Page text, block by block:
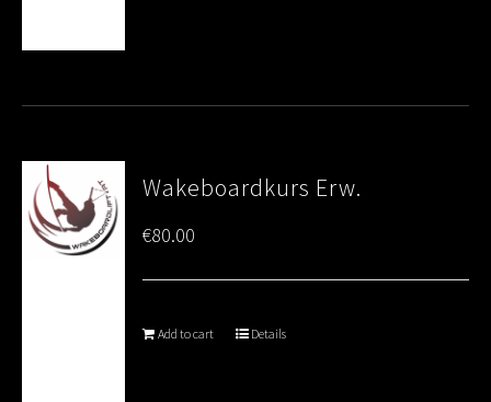
Wakeboardkurs Erw.
€80.00
Add to cart Details